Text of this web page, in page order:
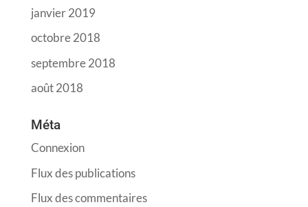
janvier 2019
octobre 2018
septembre 2018
août 2018
Méta
Connexion
Flux des publications
Flux des commentaires